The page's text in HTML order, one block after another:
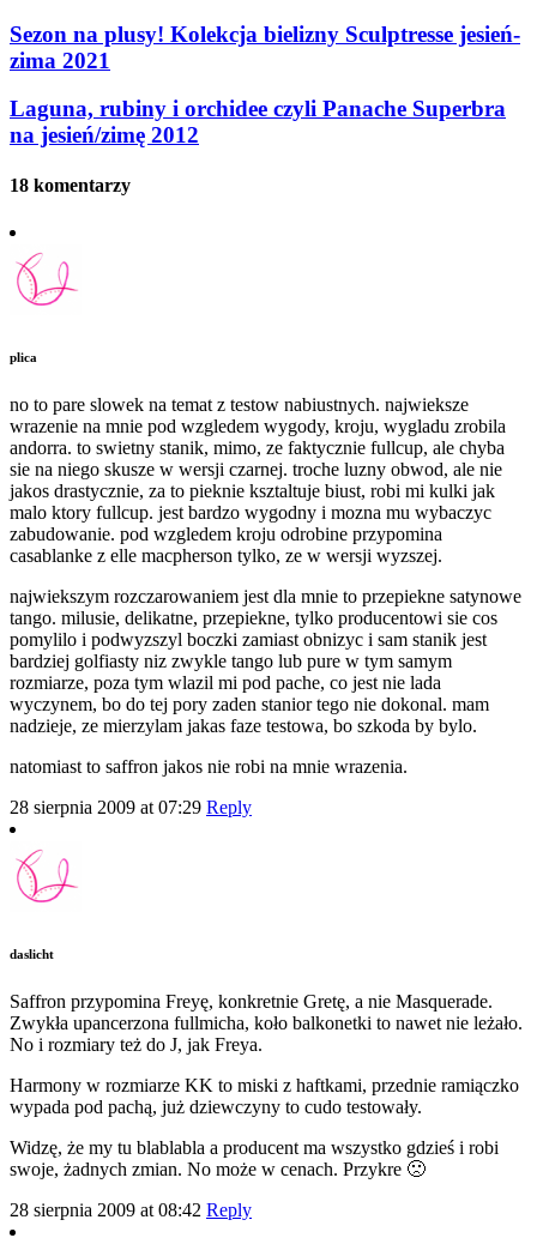
Sezon na plusy! Kolekcja bielizny Sculptresse jesień-
zima 2021
Laguna, rubiny i orchidee czyli Panache Superbra
na jesień/zimę 2012
18 komentarzy
plica
no to pare slowek na temat z testow nabiustnych. najwieksze
wrazenie na mnie pod wzgledem wygody, kroju, wygladu zrobila
andorra. to swietny stanik, mimo, ze faktycznie fullcup, ale chyba
sie na niego skusze w wersji czarnej. troche luzny obwod, ale nie
jakos drastycznie, za to pieknie ksztaltuje biust, robi mi kulki jak
malo ktory fullcup. jest bardzo wygodny i mozna mu wybaczyc
zabudowanie. pod wzgledem kroju odrobine przypomina
casablanke z elle macpherson tylko, ze w wersji wyzszej.
najwiekszym rozczarowaniem jest dla mnie to przepiekne satynowe
tango. milusie, delikatne, przepiekne, tylko producentowi sie cos
pomylilo i podwyzszyl boczki zamiast obnizyc i sam stanik jest
bardziej golfiasty niz zwykle tango lub pure w tym samym
rozmiarze, poza tym wlazil mi pod pache, co jest nie lada
wyczynem, bo do tej pory zaden stanior tego nie dokonal. mam
nadzieje, ze mierzylam jakas faze testowa, bo szkoda by bylo.
natomiast to saffron jakos nie robi na mnie wrazenia.
28 sierpnia 2009 at 07:29 Reply
daslicht
Saffron przypomina Freyę, konkretnie Gretę, a nie Masquerade.
Zwykła upancerzona fullmicha, koło balkonetki to nawet nie leżało.
No i rozmiary też do J, jak Freya.
Harmony w rozmiarze KK to miski z haftkami, przednie ramiączko
wypada pod pachą, już dziewczyny to cudo testowały.
Widzę, że my tu blablabla a producent ma wszystko gdzieś i robi
swoje, żadnych zmian. No może w cenach. Przykre 🙁
28 sierpnia 2009 at 08:42 Reply